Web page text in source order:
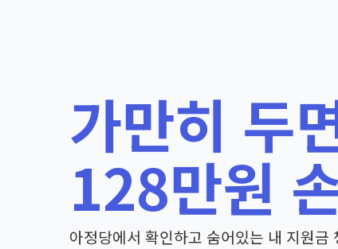
가만히 두
128만원
아정당에서 확인하고 숨어있는 내 지원금